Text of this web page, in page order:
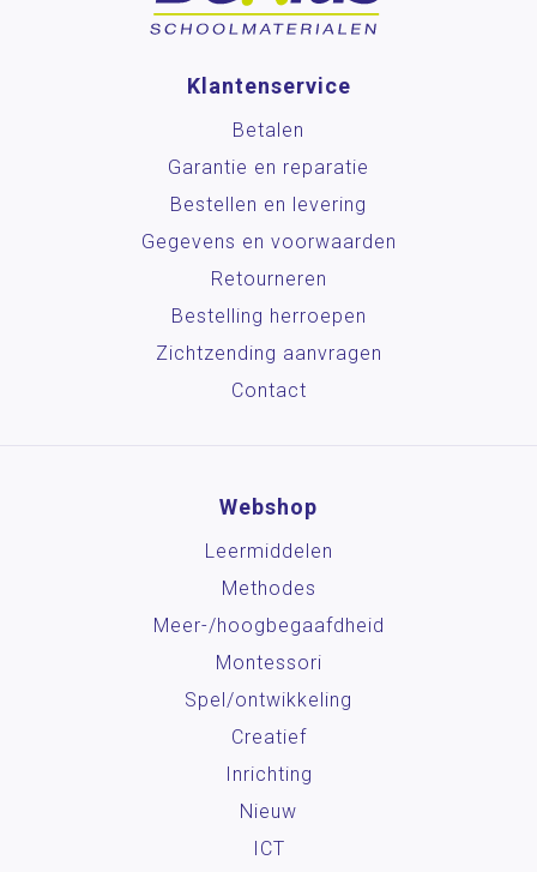
Klantenservice
Betalen
Garantie en reparatie
Bestellen en levering
Gegevens en voorwaarden
Retourneren
Bestelling herroepen
Zichtzending aanvragen
Contact
Webshop
Leermiddelen
Methodes
Meer-/hoog­begaafdheid
Montessori
Spel/ontwikkeling
Creatief
Inrichting
Nieuw
ICT